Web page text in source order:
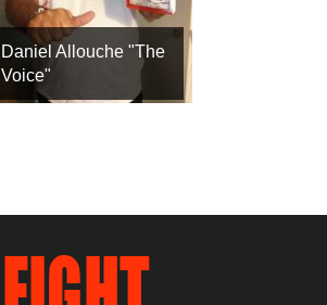
Daniel Allouche "The
Voice"